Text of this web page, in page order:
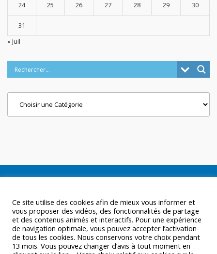
24 25 26 27 28 29 30
31
« Juil
Ce site utilise des cookies afin de mieux vous informer et
vous proposer des vidéos, des fonctionnalités de partage
et des contenus animés et interactifs. Pour une expérience
de navigation optimale, vous pouvez accepter l’activation
de tous les cookies. Nous conservons votre choix pendant
13 mois. Vous pouvez changer d’avis à tout moment en